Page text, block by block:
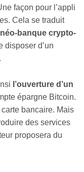
façon pour l’appli
Cela se traduit
néo-banque crypto-
disposer d’un
l’ouverture d’un
épargne Bitcoin.
bancaire. Mais
des services
proposera du